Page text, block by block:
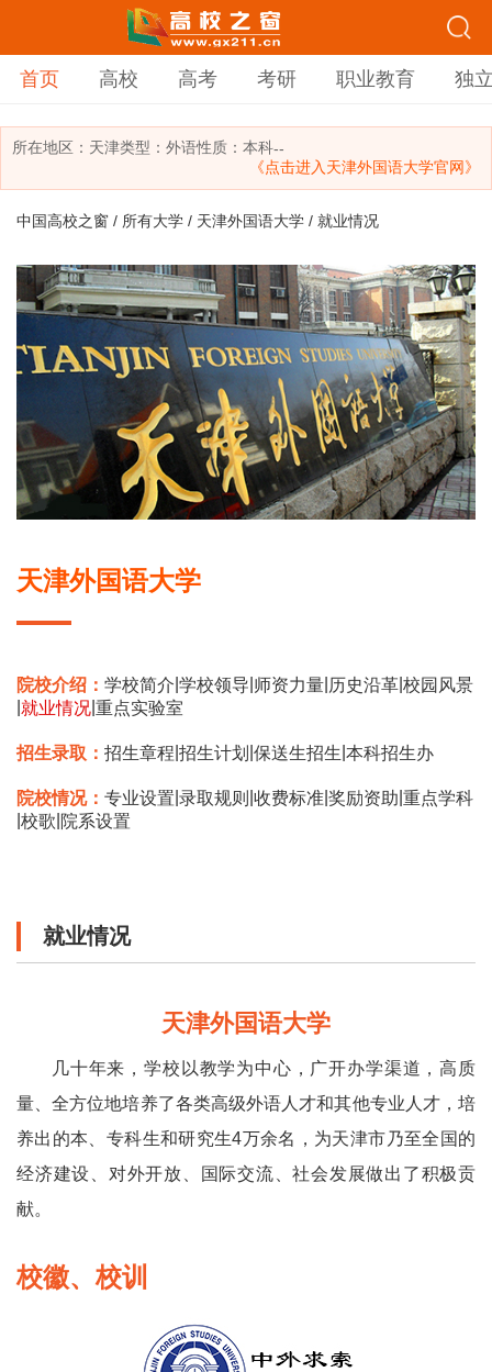
首页 高校 高考 考研 职业教育 独
所在地区： 天津类型： 外语性质：本科--
《点击进入天津外国语大学官网》
中国高校之窗 / 所有大学 / 天津外国语大学 / 就业情况
天津外国语大学
院校介绍： 学校简介 学校领导 师资力量 历史沿革 校园风景
就业情况 重点实验室
招生录取： 招生章程 招生计划 保送生招生 本科招生办
院校情况： 专业设置 录取规则 收费标准 奖励资助 重点学科
校歌 院系设置
就业情况
天津外国语大学
几十年来，学校以教学为中心，广开办学渠道，高质
量、全方位地培养了各类高级外语人才和其他专业人才，培
养出的本、专科生和研究生4万余名，为天津市乃至全国的
经济建设、对外开放、国际交流、社会发展做出了积极贡
献。
校徽、校训